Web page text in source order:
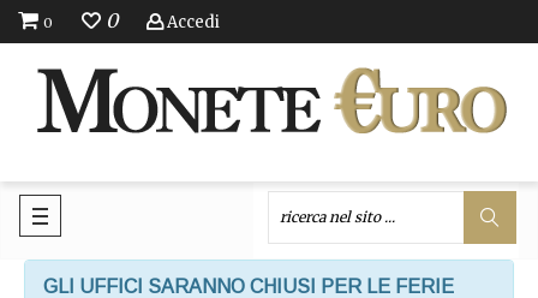
0 0 Accedi
GLI UFFICI SARANNO CHIUSI PER LE FERIE